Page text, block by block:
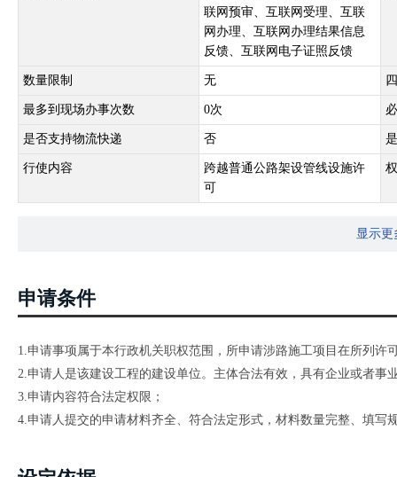
联网预审、互联网受理、互联
网办理、互联网办理结果信息
反馈、互联网电子证照反馈
数量限制 无
最多到现场办事次数 0次
是否支持物流快递 否
行使内容
跨越普通公路架设管线设施许
可
显示更
申请条件
1.申请事项属于本行政机关职权范围，所申请涉路施工项目在所列许
2.申请人是该建设工程的建设单位。主体合法有效，具有企业或者事
3.申请内容符合法定权限；
4.申请人提交的申请材料齐全、符合法定形式，材料数量完整、填写